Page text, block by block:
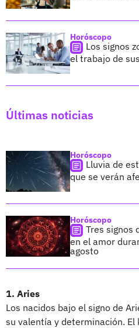
Horóscopo
Los signos
el trabajo de
Últimas noticias
Horóscopo
Lluvia de
que se verán
Horóscopo
Tres signos
en el amor
agosto
1. Aries
Los nacidos bajo el signo de
su valentía y determinación. El